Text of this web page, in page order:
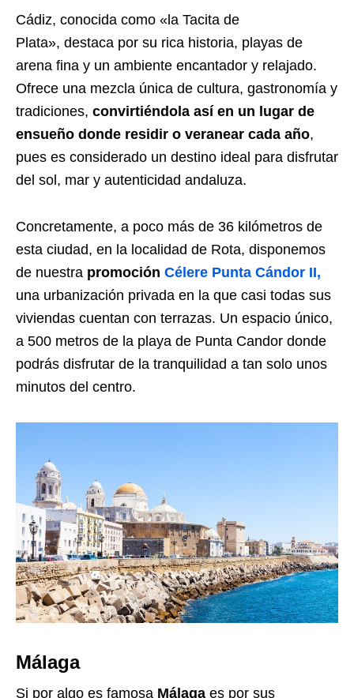
Cádiz, conocida como «la Tacita de
Plata», destaca por su rica historia, playas de
arena fina y un ambiente encantador y relajado.
Ofrece una mezcla única de cultura, gastronomía y
tradiciones, convirtiéndola así en un lugar de
ensueño donde residir o veranear cada año,
pues es considerado un destino ideal para disfrutar
del sol, mar y autenticidad andaluza.
Concretamente, a poco más de 36 kilómetros de
esta ciudad, en la localidad de Rota, disponemos
de nuestra promoción Célere Punta Cándor II,
una urbanización privada en la que casi todas sus
viviendas cuentan con terrazas. Un espacio único,
a 500 metros de la playa de Punta Candor donde
podrás disfrutar de la tranquilidad a tan solo unos
minutos del centro.
Málaga
Si por algo es famosa Málaga es por sus